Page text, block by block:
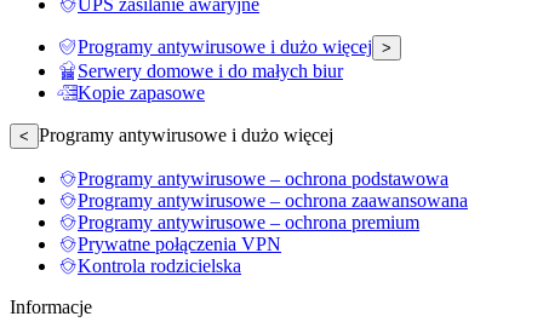
UPS zasilanie awaryjne
Programy antywirusowe i dużo więcej >
Serwery domowe i do małych biur
Kopie zapasowe
< Programy antywirusowe i dużo więcej
Programy antywirusowe – ochrona podstawowa
Programy antywirusowe – ochrona zaawansowana
Programy antywirusowe – ochrona premium
Prywatne połączenia VPN
Kontrola rodzicielska
Informacje